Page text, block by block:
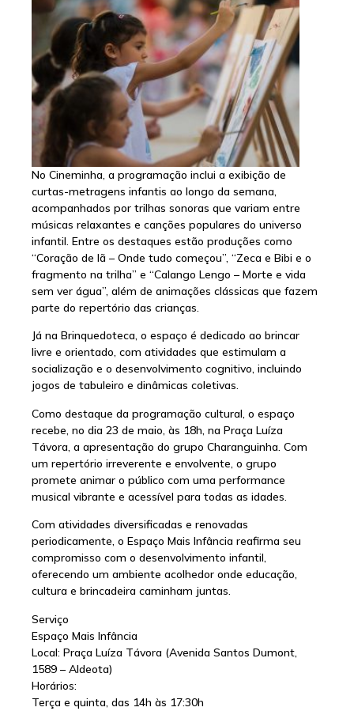
No Cineminha, a programação inclui a exibição de
curtas-metragens infantis ao longo da semana,
acompanhados por trilhas sonoras que variam entre
músicas relaxantes e canções populares do universo
infantil. Entre os destaques estão produções como
“Coração de lã – Onde tudo começou”, “Zeca e Bibi e o
fragmento na trilha” e “Calango Lengo – Morte e vida
sem ver água”, além de animações clássicas que fazem
parte do repertório das crianças.
Já na Brinquedoteca, o espaço é dedicado ao brincar
livre e orientado, com atividades que estimulam a
socialização e o desenvolvimento cognitivo, incluindo
jogos de tabuleiro e dinâmicas coletivas.
Como destaque da programação cultural, o espaço
recebe, no dia 23 de maio, às 18h, na Praça Luíza
Távora, a apresentação do grupo Charanguinha. Com
um repertório irreverente e envolvente, o grupo
promete animar o público com uma performance
musical vibrante e acessível para todas as idades.
Com atividades diversificadas e renovadas
periodicamente, o Espaço Mais Infância reafirma seu
compromisso com o desenvolvimento infantil,
oferecendo um ambiente acolhedor onde educação,
cultura e brincadeira caminham juntas.
Serviço
Espaço Mais Infância
Local: Praça Luíza Távora (Avenida Santos Dumont,
1589 – Aldeota)
Horários:
Terça e quinta, das 14h às 17:30h